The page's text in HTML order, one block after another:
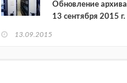
Обновление архива
13 сентября 2015 г.
13.09.2015